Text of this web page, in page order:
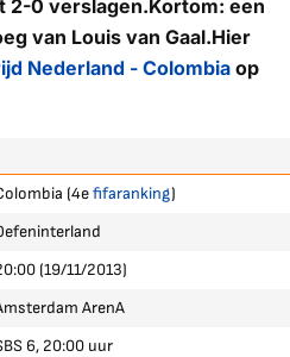
2-0 verslagen.Kortom: een
van Louis van Gaal.Hier
Nederland - Colombia op
(4efifaranking)
(19/11/2013)
ArenA
6, 20:00 uur